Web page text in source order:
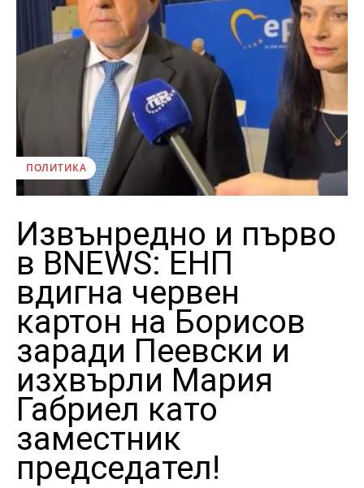
ПОЛИТИКА
Извънредно и първо
в BNEWS: ЕНП
вдигна червен
картон на Борисов
заради Пеевски и
изхвърли Мария
Габриел като
заместник
председател!